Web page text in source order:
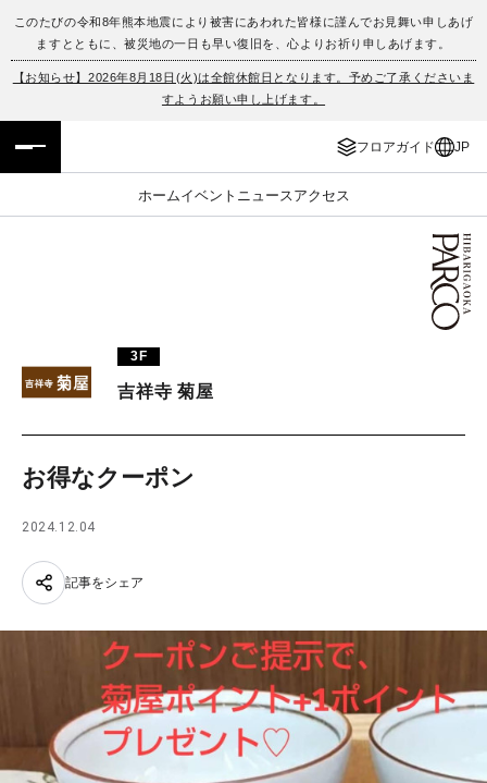
このたびの令和8年熊本地震により被害にあわれた皆様に謹んでお見舞い申しあげ
ますとともに、被災地の一日も早い復旧を、心よりお祈り申しあげます。
【お知らせ】2026年8月18日(火)は全館休館日となります。予めご了承くださいま
すようお願い申し上げます。
フロアガイド JP
ホームイベント ニュース アクセス
フロアガイド
イベント・ポップアップ
ニュース
PARCOメンバーズ
ENGLISH
簡体字
한국어
3F
吉祥寺 菊屋
お得なクーポン
2024.12.04
記事をシェア